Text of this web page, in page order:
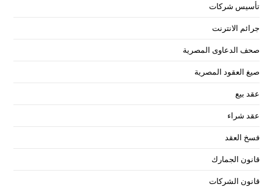
تأسيس شركات
جرائم الانترنت
صحف الدعاوى المصرية
صيغ العقود المصرية
عقد بيع
عقد شراء
فسخ العقد
قانون الجمارك
قانون الشركات